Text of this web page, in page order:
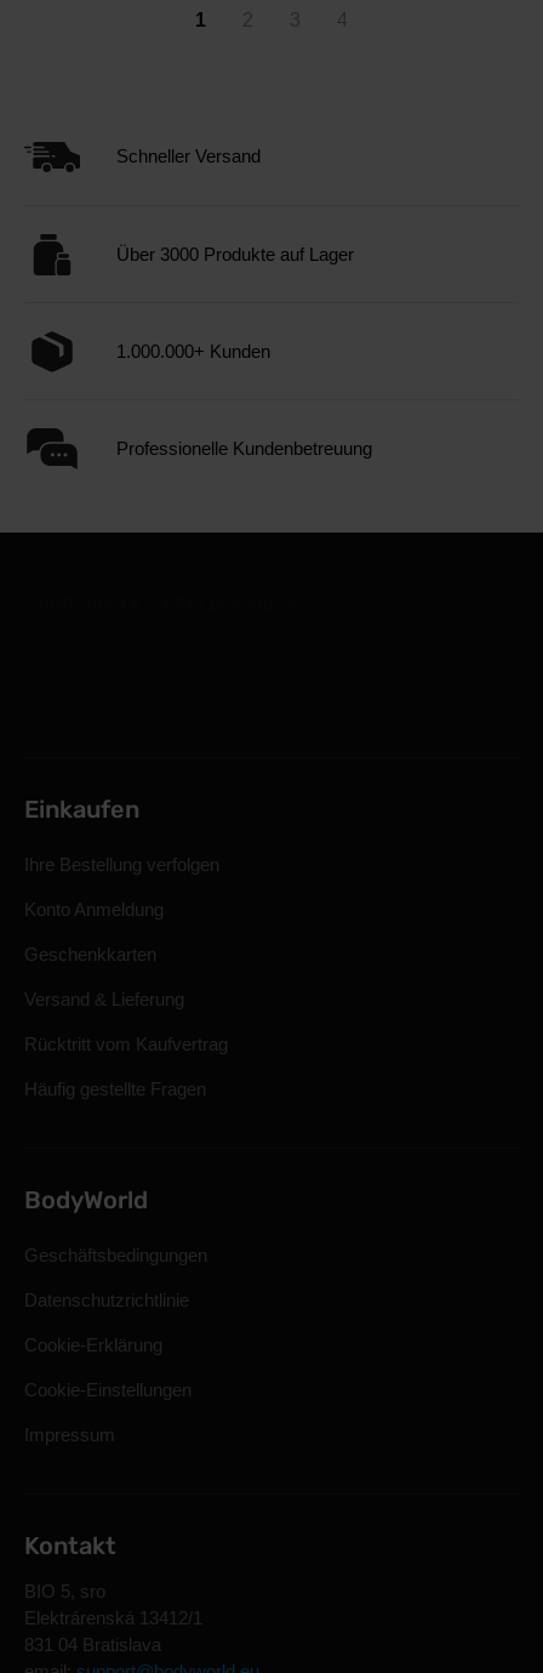
1 2 3 4
Schneller Versand
Über 3000 Produkte auf Lager
1.000.000+ Kunden
Professionelle Kundenbetreuung
Einkaufen
Ihre Bestellung verfolgen
Konto Anmeldung
Geschenkkarten
Versand & Lieferung
Rücktritt vom Kaufvertrag
Häufig gestellte Fragen
BodyWorld
Geschäftsbedingungen
Datenschutzrichtlinie
Cookie-Erklärung
Cookie-Einstellungen
Impressum
Kontakt
BIO 5, sro
Elektrárenská 13412/1
831 04 Bratislava